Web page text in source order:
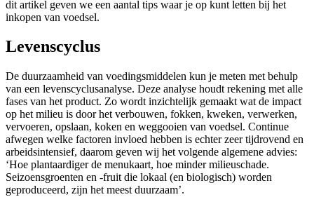
dit artikel geven we een aantal tips waar je op kunt letten bij het
inkopen van voedsel.
Levenscyclus
De duurzaamheid van voedingsmiddelen kun je meten met behulp
van een levenscyclusanalyse. Deze analyse houdt rekening met alle
fases van het product. Zo wordt inzichtelijk gemaakt wat de impact
op het milieu is door het verbouwen, fokken, kweken, verwerken,
vervoeren, opslaan, koken en weggooien van voedsel. Continue
afwegen welke factoren invloed hebben is echter zeer tijdrovend en
arbeidsintensief, daarom geven wij het volgende algemene advies:
‘Hoe plantaardiger de menukaart, hoe minder milieuschade.
Seizoensgroenten en -fruit die lokaal (en biologisch) worden
geproduceerd, zijn het meest duurzaam’.